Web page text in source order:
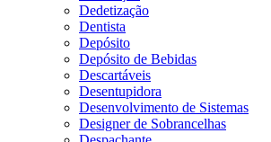
Dedetização
Dentista
Depósito
Depósito de Bebidas
Descartáveis
Desentupidora
Desenvolvimento de Sistemas
Designer de Sobrancelhas